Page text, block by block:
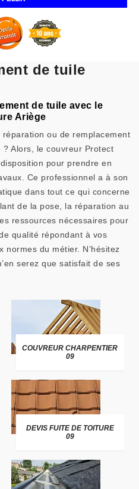
de tuile
de tuile avec le
Ariège
ou de remplacement
Alors, le couvreur Protect
pour prendre en
Ce professionnel a à son
dans tout ce qui concerne
de la pose, la réparation au
ressources nécessaires pour
qualité répondant à vos
normes du métier. N’hésitez
serez que satisfait de ses
COUVREUR CHARPENTIER
09
DEVIS FUITE DE TOITURE
09